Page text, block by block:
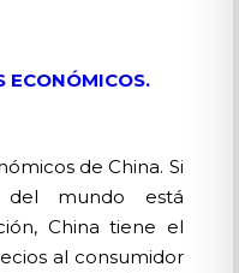
ECONÓMICOS.
de China. Si
mundo está
China tiene el
al consumidor